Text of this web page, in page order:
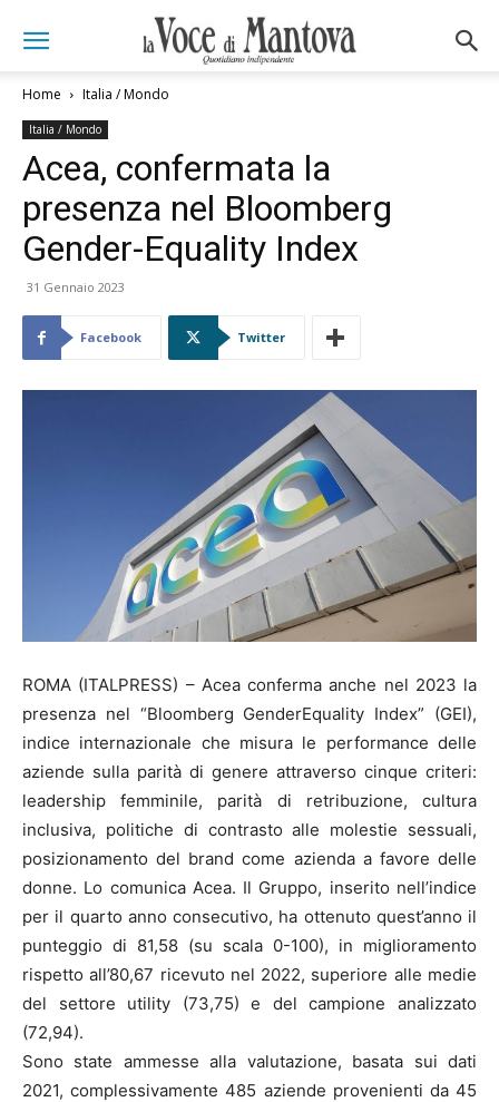
Home Italia / Mondo
Italia / Mondo
Acea, confermata la
presenza nel Bloomberg
Gender-Equality Index
31 Gennaio 2023
Facebook Twitter
ROMA (ITALPRESS) – Acea conferma anche nel 2023 la
presenza nel “Bloomberg GenderEquality Index” (GEI),
indice internazionale che misura le performance delle
aziende sulla parità di genere attraverso cinque criteri:
leadership femminile, parità di retribuzione, cultura
inclusiva, politiche di contrasto alle molestie sessuali,
posizionamento del brand come azienda a favore delle
donne. Lo comunica Acea. Il Gruppo, inserito nell’indice
per il quarto anno consecutivo, ha ottenuto quest’anno il
punteggio di 81,58 (su scala 0-100), in miglioramento
rispetto all’80,67 ricevuto nel 2022, superiore alle medie
del settore utility (73,75) e del campione analizzato
(72,94).
Sono state ammesse alla valutazione, basata sui dati
2021, complessivamente 485 aziende provenienti da 45